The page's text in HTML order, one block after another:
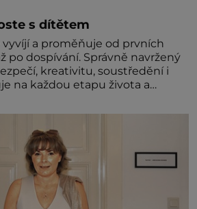
s dítětem
vyvíjí a proměňuje od prvních
po dospívání. Správně navržený
kreativitu, soustředění i
na každou etapu života a
a bezpečí, proto by pokoj